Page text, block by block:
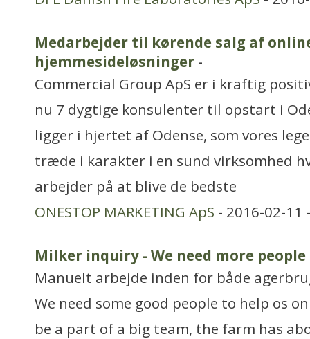
Medarbejder til kørende salg af
hjemmesideløsninger -
Commercial Group ApS er i kraftig
nu 7 dygtige konsulenter til opstart i
ligger i hjertet af Odense, som vores
træde i karakter i en sund virksomhed
arbejder på at blive de bedste
ONESTOP MARKETING ApS - 2016-02-11
Milker inquiry - We need more
Manuelt arbejde inden for både
We need some good people to help os
be a part of a big team, the farm has